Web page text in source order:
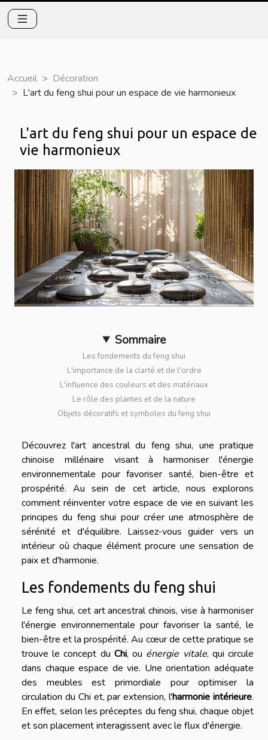
Accueil
Décoration
L'art du feng shui pour un espace de vie harmonieux
L'art du feng shui pour un espace de
vie harmonieux
Sommaire
Les fondements du feng shui
L'importance de la clarté et de l'ordre
L'influence des couleurs et des matériaux
Le rôle des plantes et de la nature
Objets décoratifs et symboles du feng shui
Découvrez l'art ancestral du feng shui, une pratique
chinoise millénaire visant à harmoniser l'énergie
environnementale pour favoriser santé, bien-être et
prospérité. Au sein de cet article, nous explorons
comment réinventer votre espace de vie en suivant les
principes du feng shui pour créer une atmosphère de
sérénité et d'équilibre. Laissez-vous guider vers un
intérieur où chaque élément procure une sensation de
paix et d'harmonie.
Les fondements du feng shui
Le feng shui, cet art ancestral chinois, vise à harmoniser
l'énergie environnementale pour favoriser la santé, le
bien-être et la prospérité. Au cœur de cette pratique se
trouve le concept du Chi, ou énergie vitale, qui circule
dans chaque espace de vie. Une orientation adéquate
des meubles est primordiale pour optimiser la
circulation du Chi et, par extension, l'harmonie intérieure.
En effet, selon les préceptes du feng shui, chaque objet
et son placement interagissent avec le flux d'énergie.